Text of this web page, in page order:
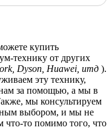
купить
технику от других
Dyson, Huawei, итд ).
эту технику,
за помощью, а мы в
мы консультируем
выбором, и мы не
что-то помимо того, что